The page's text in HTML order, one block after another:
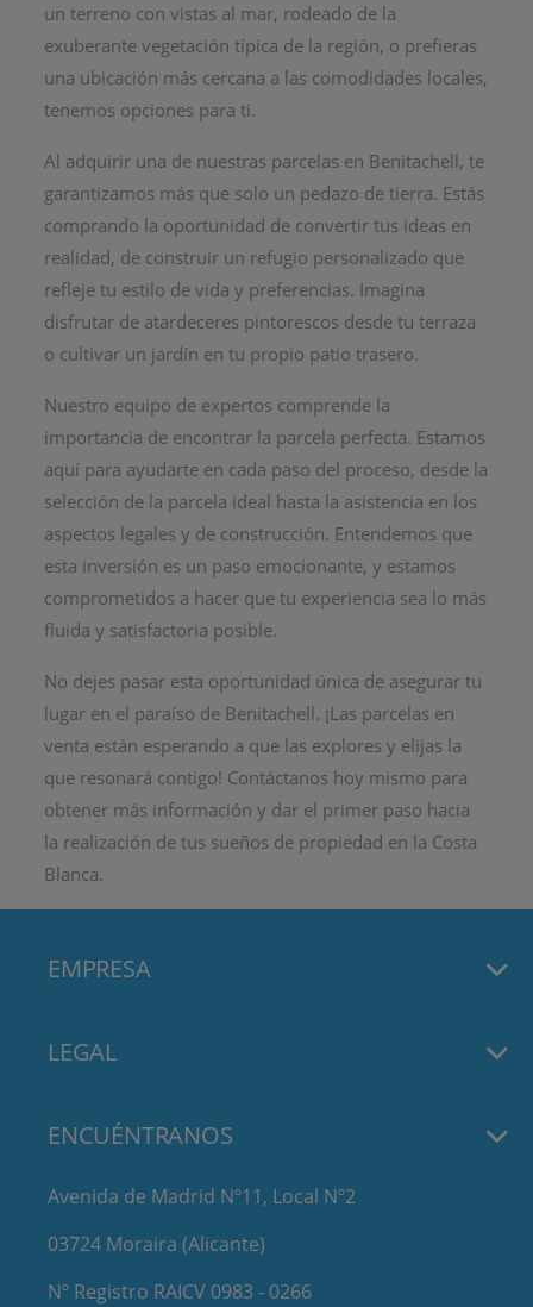
un terreno con vistas al mar, rodeado de la
exuberante vegetación típica de la región, o prefieras
una ubicación más cercana a las comodidades locales,
tenemos opciones para ti.
Al adquirir una de nuestras parcelas en Benitachell, te
garantizamos más que solo un pedazo de tierra. Estás
comprando la oportunidad de convertir tus ideas en
realidad, de construir un refugio personalizado que
refleje tu estilo de vida y preferencias. Imagina
disfrutar de atardeceres pintorescos desde tu terraza
o cultivar un jardín en tu propio patio trasero.
Nuestro equipo de expertos comprende la
importancia de encontrar la parcela perfecta. Estamos
aquí para ayudarte en cada paso del proceso, desde la
selección de la parcela ideal hasta la asistencia en los
aspectos legales y de construcción. Entendemos que
esta inversión es un paso emocionante, y estamos
comprometidos a hacer que tu experiencia sea lo más
fluida y satisfactoria posible.
No dejes pasar esta oportunidad única de asegurar tu
lugar en el paraíso de Benitachell. ¡Las parcelas en
venta están esperando a que las explores y elijas la
que resonará contigo! Contáctanos hoy mismo para
obtener más información y dar el primer paso hacia
la realización de tus sueños de propiedad en la Costa
Blanca.
EMPRESA
LEGAL
ENCUÉNTRANOS
Avenida de Madrid Nº11, Local Nº2
03724 Moraira (Alicante)
Nº Registro RAICV 0983 - 0266